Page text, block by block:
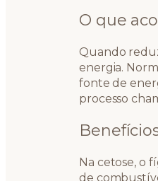
O que
Quando
energia.
fonte de
processo
Na cetose, o
de